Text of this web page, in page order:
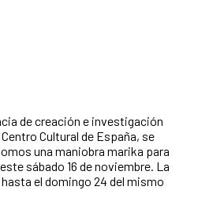
de creación e investigación
Cultural de España, se
una maniobra marika para
sábado 16 de noviembre. La
el domingo 24 del mismo